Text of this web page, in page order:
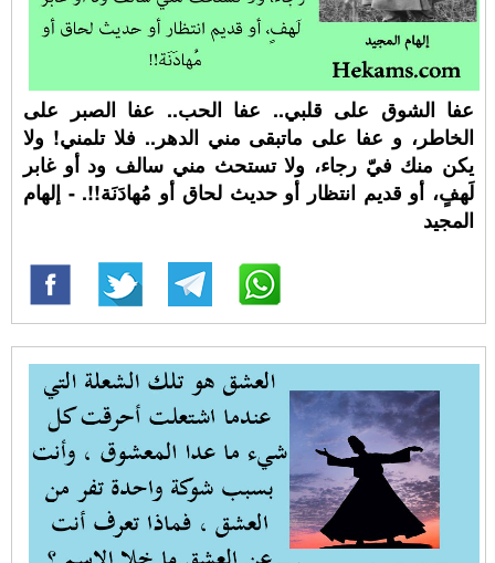
عفا الشوق على قلبي.. عفا الحب.. عفا الصبر على
الخاطر، و عفا على ماتبقى مني الدهر.. فلا تلمني! ولا
يكن منك فيّ رجاء، ولا تستحث مني سالف ود أو غابر
لَهفٍ، أو قديم انتظار أو حديث لحاق أو مُهادَنَة!!. - إلهام
المجيد